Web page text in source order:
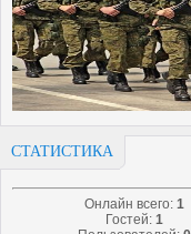
СТАТИСТИКА
Онлайн всего: 1
Гостей: 1